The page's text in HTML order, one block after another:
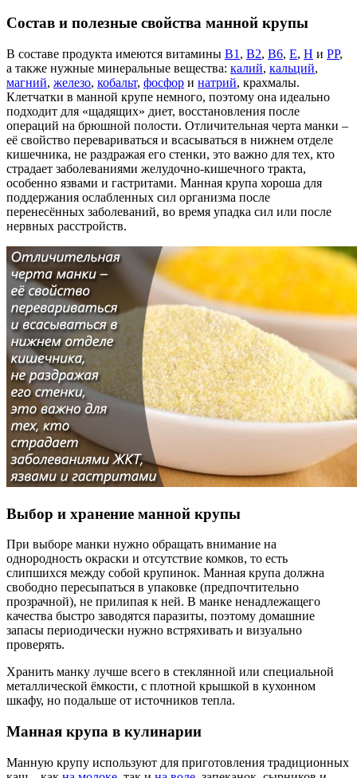
Состав и полезные свойства манной крупы
В составе продукта имеются витамины В1 , В2, В6, Е, Н и РР,
а также нужные минеральные вещества: калий, кальций,
магний, железо, кобальт, фосфор и натрий, крахмалы.
Клетчатки в манной крупе немного, поэтому она идеально
подходит для «щадящих» диет, восстановления после
операций на брюшной полости. Отличительная черта манки –
её свойство перевариваться и всасываться в нижнем отделе
кишечника, не раздражая его стенки, это важно для тех, кто
страдает заболеваниями желудочно-кишечного тракта,
особенно язвами и гастритами. Манная крупа хороша для
поддержания ослабленных сил организма после
перенесённых заболеваний, во время упадка сил или после
нервных расстройств.
Выбор и хранение манной крупы
При выборе манки нужно обращать внимание на
однородность окраски и отсутствие комков, то есть
слипшихся между собой крупинок. Манная крупа должна
свободно пересыпаться в упаковке (предпочтительно
прозрачной), не прилипая к ней. В манке ненадлежащего
качества быстро заводятся паразиты, поэтому домашние
запасы периодически нужно встряхивать и визуально
проверять.
Хранить манку лучше всего в стеклянной или специальной
металлической ёмкости, с плотной крышкой в кухонном
шкафу, но подальше от источников тепла.
Манная крупа в кулинарии
Манную крупу используют для приготовления традиционных